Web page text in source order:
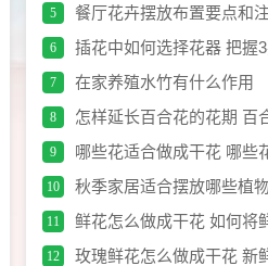
技巧(图)
5 餐厅花卉摆放布置要点和
6 插花中如何选择花器 把握
7 在家养殖水竹有什么作用
8
怎样延长百合花的花期 百
(图)
9 哪些花适合做成干花 哪些
10 秋季家居适合摆放哪些植物
11 鲜花怎么做成干花 如何将
12
玫瑰鲜花怎么做成干花 新